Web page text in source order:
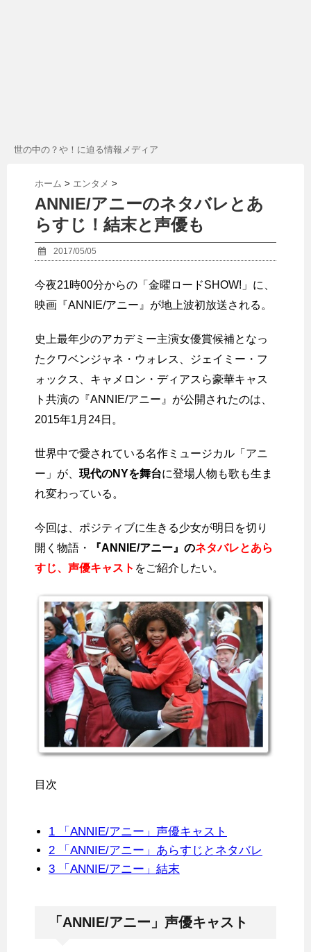
世の中の？や！に迫る情報メディア
ホーム > エンタメ >
ANNIE/アニーのネタバレとあ
らすじ！結末と声優も
2017/05/05
今夜21時00分からの「金曜ロードSHOW!」に、
映画『ANNIE/アニー』が地上波初放送される。
史上最年少のアカデミー主演女優賞候補となっ
たクワベンジャネ・ウォレス、ジェイミー・フ
ォックス、キャメロン・ディアスら豪華キャス
ト共演の『ANNIE/アニー』が公開されたのは、
2015年1月24日。
世界中で愛されている名作ミュージカル「アニ
ー」が、 現代のNYを舞台に登場人物も歌も生ま
れ変わっている。
今回は、ポジティブに生きる少女が明日を切り
開く物語・
『ANNIE/アニー』のネタバレとあら
すじ、声優キャスト をご紹介したい。
目次
1 「ANNIE/アニー」声優キャスト
2 「ANNIE/アニー」あらすじとネタバレ
3 「ANNIE/アニー」結末
「ANNIE/アニー」声優キャスト